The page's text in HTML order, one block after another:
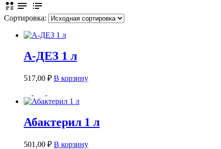
Сортировка:
А-ДЕЗ 1 л
517,00 ₽ В корзину
Абактерил 1 л
501,00 ₽ В корзину